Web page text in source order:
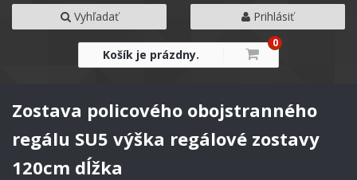
Vyhľadať Prihlásiť
Košík je prázdny.
0
Zostava policového obojstranného
regálu SU5 výška regálové zostavy
120cm dĺžka